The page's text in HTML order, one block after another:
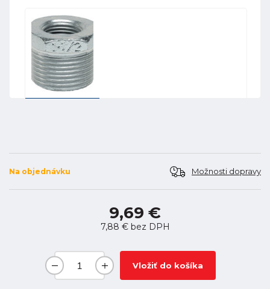
Na objednávku Možnosti dopravy
9,69 €
7,88 €bez DPH
Vložiť do košíka